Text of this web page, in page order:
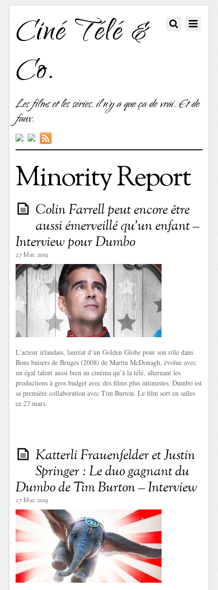
Ciné Télé &
Co.
Les films et les séries, il n'y a que ça de vrai. Et de
faux.
Minority Report
Colin Farrell peut encore être
aussi émerveillé qu’un enfant –
Interview pour Dumbo
27 Mar. 2019
L’acteur irlandais, lauréat d’un Golden Globe pour son rôle dans
Bons baisers de Bruges (2008) de Martin McDonagh, évolue avec
un égal talent aussi bien au cinéma qu’à la télé, alternant les
productions à gros budget avec des films plus intimistes. Dumbo est
sa première collaboration avec Tim Burton. Le film sort en salles
ce 27 mars.
Katterli Frauenfelder et Justin
Springer : Le duo gagnant du
Dumbo de Tim Burton – Interview
27 Mar. 2019